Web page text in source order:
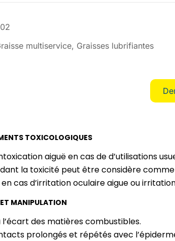
multiservice Graisses lubrifiantes
TOXICOLOGIQUES
aiguë en cas de d’utilisations
la toxicité peut être considère
cas d’irritation oculaire aigue ou
MANIPULATION
l’écart des matières combustibles.
prolongés et répétés avec